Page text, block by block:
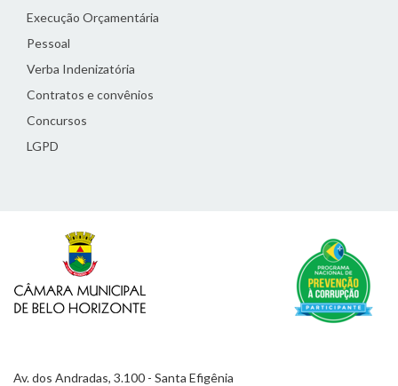
Execução Orçamentária
Pessoal
Verba Indenizatória
Contratos e convênios
Concursos
LGPD
Av. dos Andradas, 3.100 - Santa Efigênia